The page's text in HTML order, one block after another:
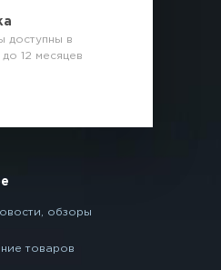
доступны в
12 месяцев
обзоры
товаров